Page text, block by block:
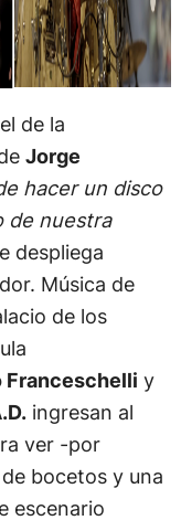
de la
Jorge
hacer un disco
de nuestra
despliega
Música de
de los
Franceschelli y
ingresan al
ver -por
bocetos y una
escenario